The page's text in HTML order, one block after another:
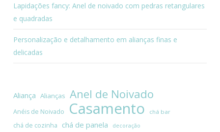
Lapidações fancy: Anel de noivado com pedras retangulares
e quadradas
Personalização e detalhamento em alianças finas e
delicadas
Aliança Alianças Anel de Noivado
Anéis de Noivado Casamento chá bar
chá de cozinha chá de panela decoração